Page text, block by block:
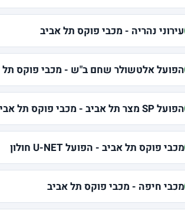
עירוני נהריה - מכבי פוקס תל אביב
הפועל אלטשולר שחם ב"ש - מכבי פוקס תל
הפועל SP מצר תל אביב - מכבי פוקס תל אביב
מכבי פוקס תל אביב - הפועל U-NET חולון
מכבי חיפה - מכבי פוקס תל אביב